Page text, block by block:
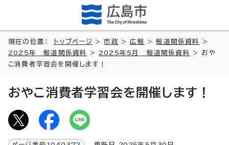
現在の位置： トップページ >市政 >広報 >報道関係資料
>
2025年 報道関係資料
> 2025年5月 報道関係資料
> おや
こ消費者学習会を開催します！
おやこ消費者学習会を開催します！